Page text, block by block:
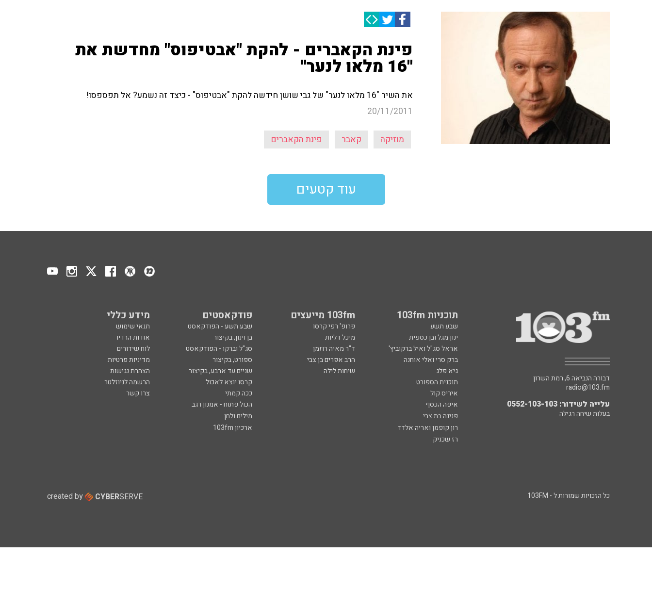
פינת הקאברים - להקת "אבטיפוס" מחדשת את
"16 מלאו לנער"
את השיר "16 מלאו לנער" של גבי שושן חידשה להקת "אבטיפוס" - כיצד זה נשמע? אל תפספסו!
20/11/2011
מוזיקה קאבר פינת הקאברים
עוד קטעים
תוכניות 103fm 103fm מייעצים פודקאסטים מידע כללי
שבע תשע פרופ' רפי קרסו שבע תשע - הפודקאסט
תנאי שימוש
ינון מגל ובן כספית
מיכל דליות בן וינון, בקיצור
אודות הרדיו
אראל סג"ל ואיל ברקוביץ'
ד"ר מאיה רוזמן סג"ל וברקו - הפודקאסט
לוח שידורים
ברק סרי ואלי אוחנה
הרב אפרים בן צבי ספורט, בקיצור
מדיניות פרטיות
גיא פלג
שיחות לילה שניים עד ארבע, בקיצור
הצהרת נגישות
תוכנית הספורט
קרסו יוצא לאכול
הרשמה לניוזלטר
איריס קול
ככה קמתי
צרו קשר
איפה הכסף
הכול פתוח - אמנון רגב
פנינה בת צבי
מילים ולחן
רון קופמן ואריה אלדד
ארכיון 103fm
רז שכניק
דבורה הנביאה 6, רמת השרון
radio@103.fm
עלייה לשידור: 0552-103-103
בעלות שיחה רגילה
כל הזכויות שמורות ל - 103FM created by CYBERSERVE